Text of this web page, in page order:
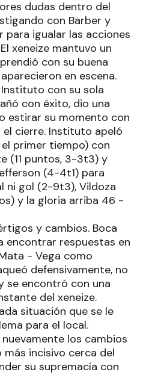
dudas dentro del
con Barber y
igualar las acciones
xeneize mantuvo un
con su buena
en escena.
con su sola
con éxito, dio una
estirar su momento con
cierre. Instituto apeló
primer tiempo) con
(11 puntos, 3-3t3) y
(4-4t1) para
ni gol (2-9t3), Vildoza
y la gloria arriba 46 -
y cambios. Boca
encontrar respuestas en
- Vega como
defensivamente, no
se encontró con una
del xeneize.
situación que se le
para el local.
los cambios
incisivo cerca del
su supremacía con